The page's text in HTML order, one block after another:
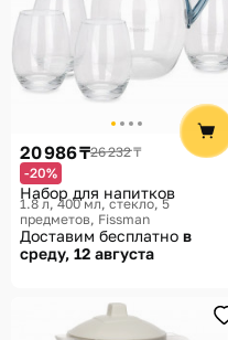
20 986 ₸26 232 ₸
-20%
Набор для напитков
1.8 л, 400 мл, стекло, 5
предметов Fissman
Доставим бесплатно в
среду, 12 августа